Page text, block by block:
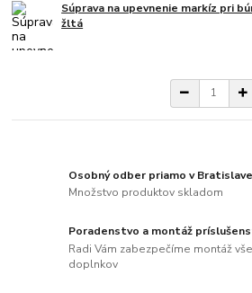
Súprava na upevnenie markíz pri
žltá
Osobný odber priamo v Bratislave
Množstvo produktov skladom
Poradenstvo a montáž
Radi Vám zabezpečíme montáž
doplnkov